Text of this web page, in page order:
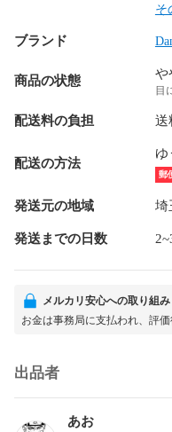
そ
ブランド
商品の状態 や
目
配送料の負担 送
配送の方法
ゆ
郵
発送元の地域 埼
発送までの日数
メルカリ安心への取り組み
お金は事務局に支払われ、評
出品者
あお